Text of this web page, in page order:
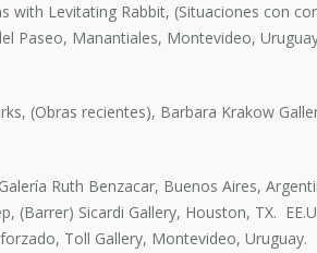
with Levitating Rabbit, (Situaciones con
Paseo, Manantiales, Montevideo,
(Obras recientes), Barbara Krakow
Ruth Benzacar, Buenos Aires,
(Barrer) Sicardi Gallery, Houston, TX.
Toll Gallery, Montevideo, Uruguay.